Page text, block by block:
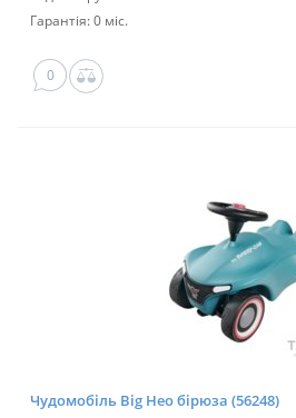
Гарантія: 0 міс.
0
Чудомобіль Big Нео бірюза (56248)